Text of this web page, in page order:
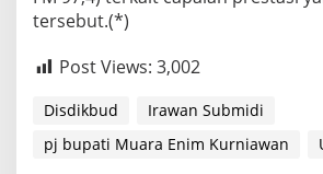
tersebut.(*)
Post Views: 3,002
Disdikbud
Irawan Submidi
pj bupati Muara Enim Kurniawan